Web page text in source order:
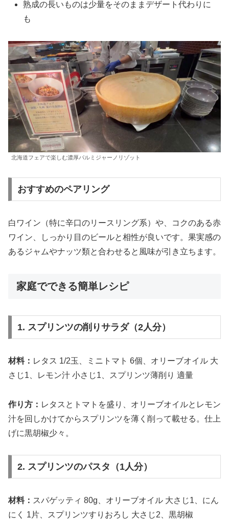
熟成の長いものは少量をそのままデザート代わりに
も
北海道フェアで楽しむ濃厚パルミジャーノリゾット
おすすめのペアリング
白ワイン（特に辛口のリースリング系）や、コクのある赤
ワイン、しっかり目のビールと相性が良いです。果実感の
あるジャムやナッツ類と合わせると風味が引き立ちます。
家庭でできる簡単レシピ
1. スプリンツの削りサラダ（2人分）
材料： レタス 1/2玉、ミニトマト 6個、オリーブオイル 大
さじ1、レモン汁 小さじ1、スプリンツ薄削り 適量
作り方： レタスとトマトを盛り、オリーブオイルとレモン
汁を回しかけてからスプリンツを薄く削って載せる。仕上
げに黒胡椒少々。
2. スプリンツのパスタ（1人分）
材料： スパゲッティ 80g、オリーブオイル 大さじ1、にん
にく 1片、スプリンツすりおろし 大さじ2、黒胡椒